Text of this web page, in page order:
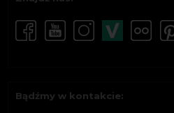
Bądźmy w kontakcie: